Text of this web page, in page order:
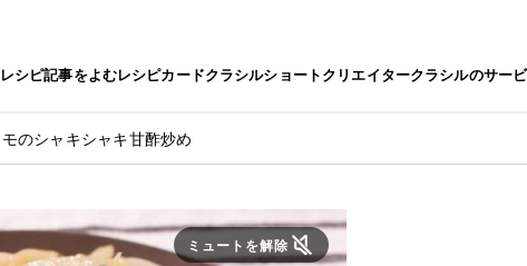
シピ記事をよむレシピカードクラシルショートクリエイタークラシルのサー
のシャキシャキ甘酢炒め
ミュートを解除